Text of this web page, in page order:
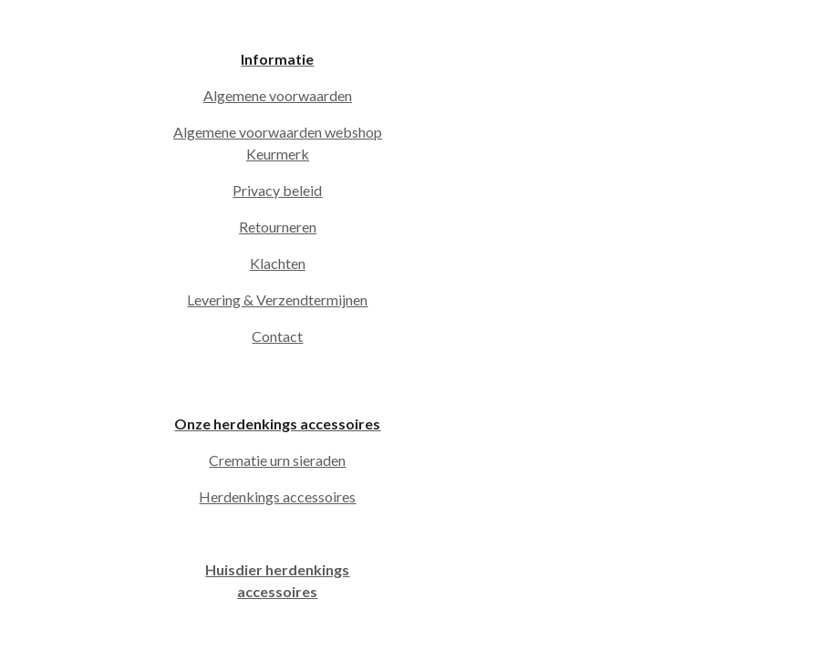
Informatie
Algemene voorwaarden
Algemene voorwaarden webshop
Keurmerk
Privacy beleid
Retourneren
Klachten
Levering & Verzendtermijnen
Contact
Onze herdenkings accessoires
Crematie urn sieraden
Herdenkings accessoires
Huisdier herdenkings
accessoires